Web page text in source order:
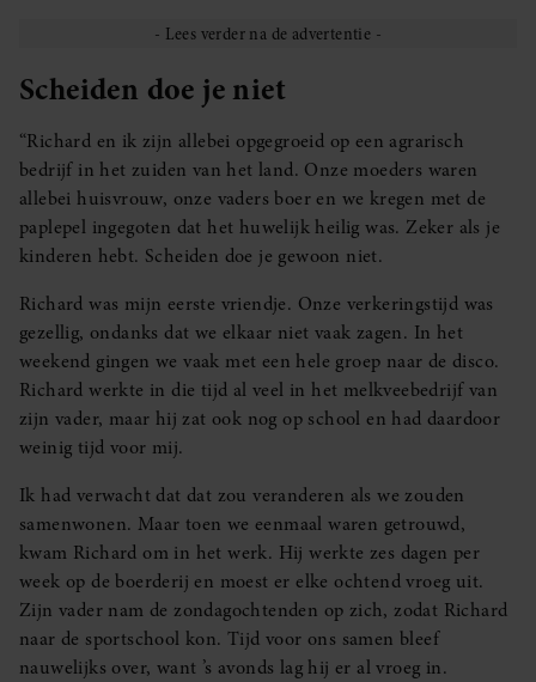
Scheiden doe je niet
“Richard en ik zijn allebei opgegroeid op een agrarisch
bedrijf in het zuiden van het land. Onze moeders waren
allebei huisvrouw, onze vaders boer en we kregen met de
paplepel ingegoten dat het huwelijk heilig was. Zeker als je
kinderen hebt. Scheiden doe je gewoon niet.
Richard was mijn eerste vriendje. Onze verkeringstijd was
gezellig, ondanks dat we elkaar niet vaak zagen. In het
weekend gingen we vaak met een hele groep naar de disco.
Richard werkte in die tijd al veel in het melkveebedrijf van
zijn vader, maar hij zat ook nog op school en had daardoor
weinig tijd voor mij.
Ik had verwacht dat dat zou veranderen als we zouden
samenwonen. Maar toen we eenmaal waren getrouwd,
kwam Richard om in het werk. Hij werkte zes dagen per
week op de boerderij en moest er elke ochtend vroeg uit.
Zijn vader nam de zondagochtenden op zich, zodat Richard
naar de sportschool kon. Tijd voor ons samen bleef
nauwelijks over, want ’s avonds lag hij er al vroeg in.